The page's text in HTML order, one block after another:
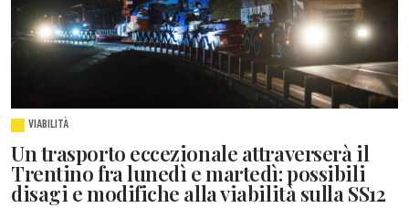
VIABILITÀ
Un trasporto eccezionale attraverserà il
Trentino fra lunedì e martedì: possibili
disagi e modifiche alla viabilità sulla SS12